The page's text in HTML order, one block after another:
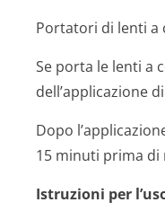
Portatori di lenti a
Se porta le lenti a
dell’applicazione
Dopo
15 minuti prima
Istruzioni per